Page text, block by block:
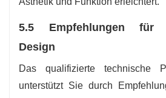
5.5 Empfehlungen für
Design
Das qualifizierte technische
unterstützt Sie durch